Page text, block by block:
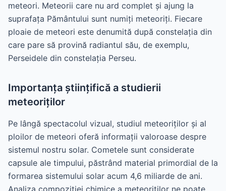
meteori. Meteorii care nu ard complet și ajung la
suprafața Pământului sunt numiți meteoriți. Fiecare
ploaie de meteori este denumită după constelația din
care pare să provină radiantul său, de exemplu,
Perseidele din constelația Perseu.
Importanța științifică a studierii
meteoriților
Pe lângă spectacolul vizual, studiul meteoriților și al
ploilor de meteori oferă informații valoroase despre
sistemul nostru solar. Cometele sunt considerate
capsule ale timpului, păstrând material primordial de la
formarea sistemului solar acum 4,6 miliarde de ani.
Analiza compoziției chimice a meteoriților ne poate